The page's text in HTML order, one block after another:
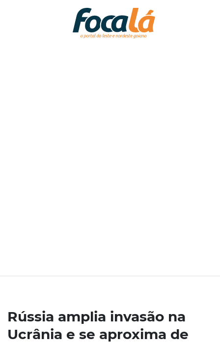
Rússia amplia invasão na
Ucrânia e se aproxima de